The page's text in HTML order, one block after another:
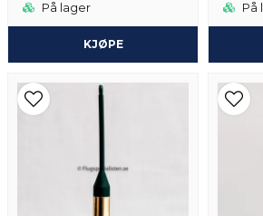
På lager
KJØPE
På